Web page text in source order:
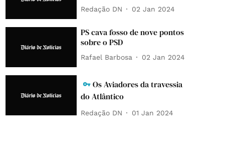
Redação DN 02 Jan 2024
PS cava fosso de nove pontos
sobre o PSD
Rafael Barbosa 02 Jan 2024
Os Aviadores da travessia
do Atlântico
Redação DN 01 Jan 2024